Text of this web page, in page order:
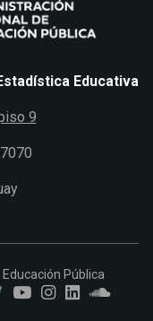
Educativa
9
Pública